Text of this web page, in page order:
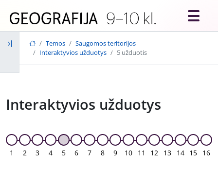
Temos
Saugomos teritorijos
Interaktyvios užduotys
5 užduotis
Interaktyvios užduotys
1 2 3 4 5 6 7 8 9 10 11 12 13 14 15 16